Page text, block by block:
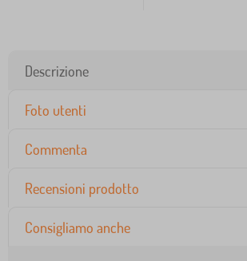
Descrizione
Foto utenti
Commenta
Recensioni prodotto
Consigliamo anche